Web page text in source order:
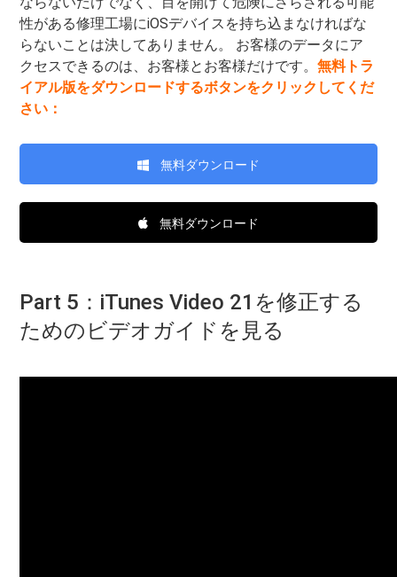
性がある修理工場にiOSデバイスを持ち込まなければな
らないことは決してありません。 お客様のデータにア
クセスできるのは、お客様とお客様だけです。無料トラ
イアル版をダウンロードするボタンをクリックしてくだ
さい：
無料ダウンロード
無料ダウンロード
Part 5：iTunes Video 21を修正する
ためのビデオガイドを見る